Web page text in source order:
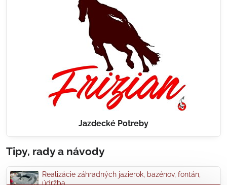
Jazdecké Potreby
Tipy, rady a návody
Realizácie záhradných jazierok, bazénov, fontán,
údržba...